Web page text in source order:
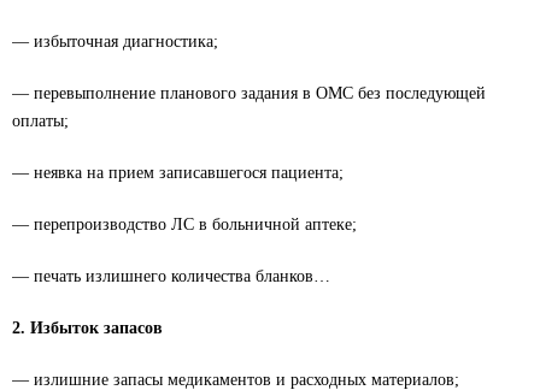
— избыточная диагностика;
— перевыполнение планового задания в ОМС без последующей
оплаты;
— неявка на прием записавшегося пациента;
— перепроизводство ЛС в больничной аптеке;
— печать излишнего количества бланков…
2. Избыток запасов
— излишние запасы медикаментов и расходных материалов;